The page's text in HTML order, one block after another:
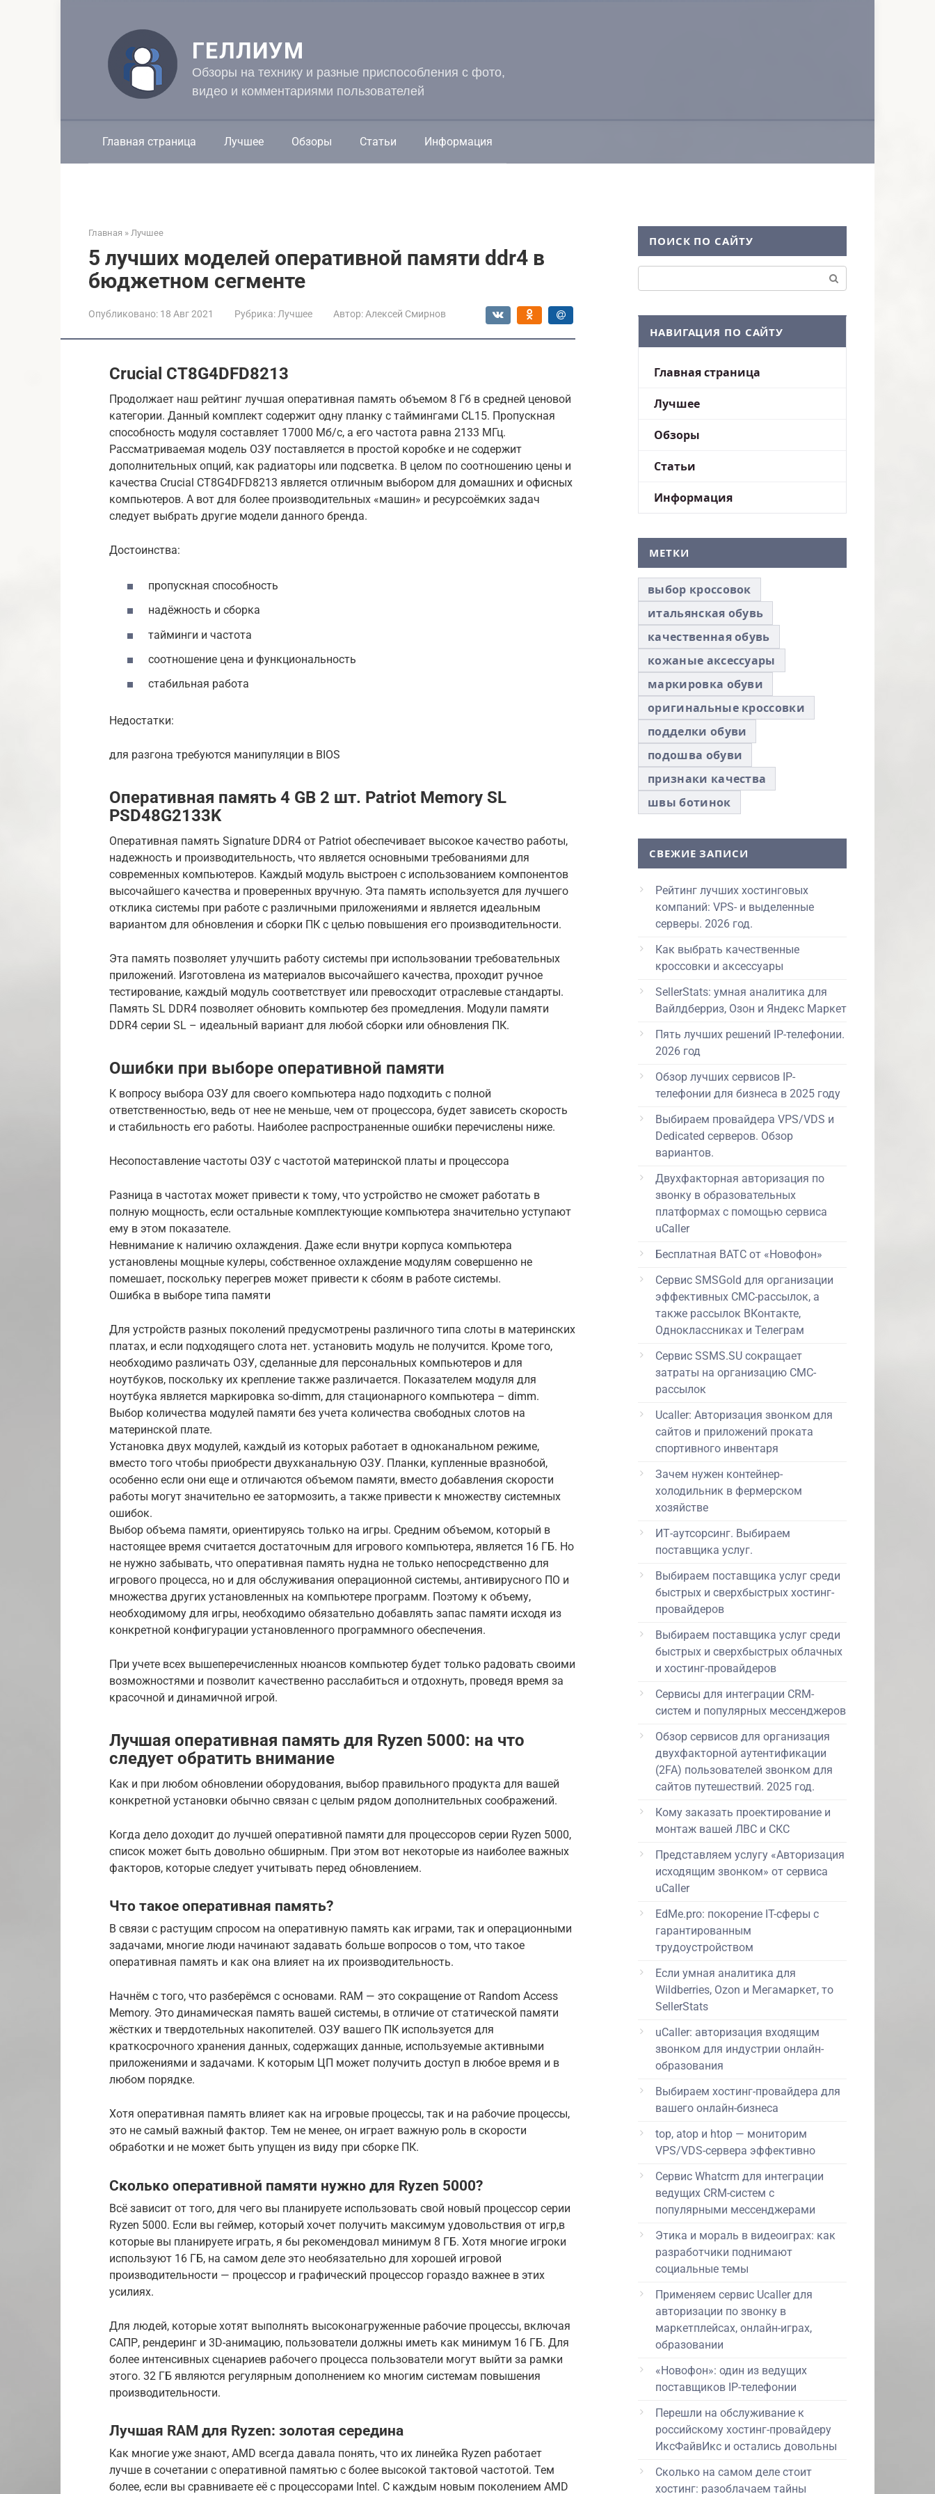
ГЕЛЛИУМ
Обзоры на технику и разные приспособления с фото,
видео и комментариями пользователей
Главная страница Лучшее Обзоры Статьи Информация
Главная » Лучшее
5 лучших моделей оперативной памяти ddr4 в
бюджетном сегменте
Опубликовано: 18 Авг 2021 Рубрика: Лучшее Автор: Алексей Смирнов
Crucial CT8G4DFD8213
Продолжает наш рейтинг лучшая оперативная память объемом 8 Гб в средней ценовой
категории. Данный комплект содержит одну планку с таймингами CL15. Пропускная
способность модуля составляет 17000 Мб/с, а его частота равна 2133 МГц.
Рассматриваемая модель ОЗУ поставляется в простой коробке и не содержит
дополнительных опций, как радиаторы или подсветка. В целом по соотношению цены и
качества Crucial CT8G4DFD8213 является отличным выбором для домашних и офисных
компьютеров. А вот для более производительных «машин» и ресурсоёмких задач
следует выбрать другие модели данного бренда.
Достоинства:
пропускная способность
надёжность и сборка
тайминги и частота
соотношение цена и функциональность
стабильная работа
Недостатки:
для разгона требуются манипуляции в BIOS
Оперативная память 4 GB 2 шт. Patriot Memory SL
PSD48G2133K
Оперативная память Signature DDR4 от Patriot обеспечивает высокое качество работы,
надежность и производительность, что является основными требованиями для
современных компьютеров. Каждый модуль выстроен с использованием компонентов
высочайшего качества и проверенных вручную. Эта память используется для лучшего
отклика системы при работе с различными приложениями и является идеальным
вариантом для обновления и сборки ПК с целью повышения его производительности.
Эта память позволяет улучшить работу системы при использовании требовательных
приложений. Изготовлена из материалов высочайшего качества, проходит ручное
тестирование, каждый модуль соответствует или превосходит отраслевые стандарты.
Память SL DDR4 позволяет обновить компьютер без промедления. Модули памяти
DDR4 серии SL – идеальный вариант для любой сборки или обновления ПК.
Ошибки при выборе оперативной памяти
К вопросу выбора ОЗУ для своего компьютера надо подходить с полной
ответственностью, ведь от нее не меньше, чем от процессора, будет зависеть скорость
и стабильность его работы. Наиболее распространенные ошибки перечислены ниже.
Несопоставление частоты ОЗУ с частотой материнской платы и процессора
Разница в частотах может привести к тому, что устройство не сможет работать в
полную мощность, если остальные комплектующие компьютера значительно уступают
ему в этом показателе.
Невнимание к наличию охлаждения. Даже если внутри корпуса компьютера
установлены мощные кулеры, собственное охлаждение модулям совершенно не
помешает, поскольку перегрев может привести к сбоям в работе системы.
Ошибка в выборе типа памяти
Для устройств разных поколений предусмотрены различного типа слоты в материнских
платах, и если подходящего слота нет. установить модуль не получится. Кроме того,
необходимо различать ОЗУ, сделанные для персональных компьютеров и для
ноутбуков, поскольку их крепление также различается. Показателем модуля для
ноутбука является маркировка so-dimm, для стационарного компьютера – dimm.
Выбор количества модулей памяти без учета количества свободных слотов на
материнской плате.
Установка двух модулей, каждый из которых работает в одноканальном режиме,
вместо того чтобы приобрести двухканальную ОЗУ. Планки, купленные вразнобой,
особенно если они еще и отличаются объемом памяти, вместо добавления скорости
работы могут значительно ее затормозить, а также привести к множеству системных
ошибок.
Выбор объема памяти, ориентируясь только на игры. Средним объемом, который в
настоящее время считается достаточным для игрового компьютера, является 16 ГБ. Но
не нужно забывать, что оперативная память нудна не только непосредственно для
игрового процесса, но и для обслуживания операционной системы, антивирусного ПО и
множества других установленных на компьютере программ. Поэтому к объему,
необходимому для игры, необходимо обязательно добавлять запас памяти исходя из
конкретной конфигурации установленного программного обеспечения.
При учете всех вышеперечисленных нюансов компьютер будет только радовать своими
возможностями и позволит качественно расслабиться и отдохнуть, проведя время за
красочной и динамичной игрой.
Лучшая оперативная память для Ryzen 5000: на что
следует обратить внимание
Как и при любом обновлении оборудования, выбор правильного продукта для вашей
конкретной установки обычно связан с целым рядом дополнительных соображений.
Когда дело доходит до лучшей оперативной памяти для процессоров серии Ryzen 5000,
список может быть довольно обширным. При этом вот некоторые из наиболее важных
факторов, которые следует учитывать перед обновлением.
Что такое оперативная память?
В связи с растущим спросом на оперативную память как играми, так и операционными
задачами, многие люди начинают задавать больше вопросов о том, что такое
оперативная память и как она влияет на их производительность.
Начнём с того, что разберёмся с основами. RAM — это сокращение от Random Access
Memory. Это динамическая память вашей системы, в отличие от статической памяти
жёстких и твердотельных накопителей. ОЗУ вашего ПК используется для
краткосрочного хранения данных, содержащих данные, используемые активными
приложениями и задачами. К которым ЦП может получить доступ в любое время и в
любом порядке.
Хотя оперативная память влияет как на игровые процессы, так и на рабочие процессы,
это не самый важный фактор. Тем не менее, он играет важную роль в скорости
обработки и не может быть упущен из виду при сборке ПК.
Сколько оперативной памяти нужно для Ryzen 5000?
Всё зависит от того, для чего вы планируете использовать свой новый процессор серии
Ryzen 5000. Если вы геймер, который хочет получить максимум удовольствия от игр,в
которые вы планируете играть, я бы рекомендовал минимум 8 ГБ. Хотя многие игроки
используют 16 ГБ, на самом деле это необязательно для хорошей игровой
производительности — процессор и графический процессор гораздо важнее в этих
усилиях.
Для людей, которые хотят выполнять высоконагруженные рабочие процессы, включая
САПР, рендеринг и 3D-анимацию, пользователи должны иметь как минимум 16 ГБ. Для
более интенсивных сценариев рабочего процесса пользователи могут выйти за рамки
этого. 32 ГБ являются регулярным дополнением ко многим системам повышения
производительности.
Лучшая RAM для Ryzen: золотая середина
Как многие уже знают, AMD всегда давала понять, что их линейка Ryzen работает
лучше в сочетании с оперативной памятью с более высокой тактовой частотой. Тем
более, если вы сравниваете её с процессорами Intel. С каждым новым поколением AMD
ПОИСК ПО САЙТУ
НАВИГАЦИЯ ПО САЙТУ
Главная страница
Лучшее
Обзоры
Статьи
Информация
МЕТКИ
выбор кроссовок
итальянская обувь
качественная обувь
кожаные аксессуары
маркировка обуви
оригинальные кроссовки
подделки обуви
подошва обуви
признаки качества
швы ботинок
СВЕЖИЕ ЗАПИСИ
Рейтинг лучших хостинговых
компаний: VPS- и выделенные
серверы. 2026 год.
Как выбрать качественные
кроссовки и аксессуары
SellerStats: умная аналитика для
Вайлдберриз, Озон и Яндекс Маркет
Пять лучших решений IP-телефонии.
2026 год
Обзор лучших сервисов IP-
телефонии для бизнеса в 2025 году
Выбираем провайдера VPS/VDS и
Dedicated серверов. Обзор
вариантов.
Двухфакторная авторизация по
звонку в образовательных
платформах с помощью сервиса
uCaller
Бесплатная ВАТС от «Новофон»
Сервис SMSGold для организации
эффективных СМС-рассылок, а
также рассылок ВКонтакте,
Одноклассниках и Телеграм
Сервис SSMS.SU сокращает
затраты на организацию СМС-
рассылок
Ucaller: Авторизация звонком для
сайтов и приложений проката
спортивного инвентаря
Зачем нужен контейнер-
холодильник в фермерском
хозяйстве
ИТ-аутсорсинг. Выбираем
поставщика услуг.
Выбираем поставщика услуг среди
быстрых и сверхбыстрых хостинг-
провайдеров
Выбираем поставщика услуг среди
быстрых и сверхбыстрых облачных
и хостинг-провайдеров
Сервисы для интеграции CRM-
систем и популярных мессенджеров
Обзор сервисов для организация
двухфакторной аутентификации
(2FA) пользователей звонком для
сайтов путешествий. 2025 год.
Кому заказать проектирование и
монтаж вашей ЛВС и СКС
Представляем услугу «Авторизация
исходящим звонком» от сервиса
uCaller
EdMe.pro: покорение IT-сферы с
гарантированным
трудоустройством
Если умная аналитика для
Wildberries, Ozon и Мегамаркет, то
SellerStats
uCaller: авторизация входящим
звонком для индустрии онлайн-
образования
Выбираем хостинг-провайдера для
вашего онлайн-бизнеса
top, atop и htop — мониторим
VPS/VDS-сервера эффективно
Сервис Whatcrm для интеграции
ведущих CRM-систем с
популярными мессенджерами
Этика и мораль в видеоиграх: как
разработчики поднимают
социальные темы
Применяем сервис Ucaller для
авторизации по звонку в
маркетплейсах, онлайн-играх,
образовании
«Новофон»: один из ведущих
поставщиков IP-телефонии
Перешли на обслуживание к
российскому хостинг-провайдеру
ИксФайвИкс и остались довольны
Сколько на самом деле стоит
хостинг: разоблачаем тайны